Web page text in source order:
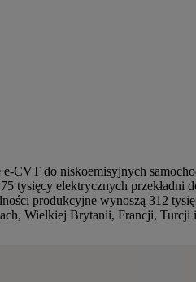
e-CVT do niskoemisyjnych
tysięcy elektrycznych
produkcyjne wynoszą 312
Wielkiej Brytanii, Francji,